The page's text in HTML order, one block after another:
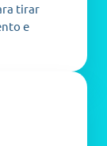
tirar
e